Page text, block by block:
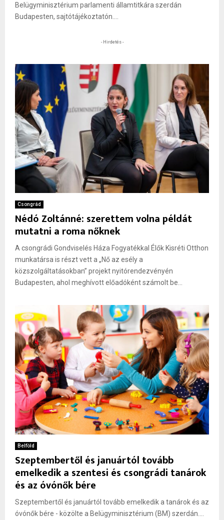
Belügyminisztérium parlamenti államtitkára szerdán
Budapesten, sajtótájékoztatón....
- Hirdetés -
Csongrád
Nédó Zoltánné: szerettem volna példát
mutatni a roma nőknek
A csongrádi Gondviselés Háza Fogyatékkal Élők Kisréti Otthon
munkatársa is részt vett a „Nő az esély a
közszolgáltatásokban” projekt nyitórendezvényén
Budapesten, ahol meghívott előadóként számolt be...
Belföld
Szeptembertől és januártól tovább
emelkedik a szentesi és csongrádi tanárok
és az óvónők bére
Szeptembertől és januártól tovább emelkedik a tanárok és az
óvónők bére - közölte a Belügyminisztérium (BM) szerdán....